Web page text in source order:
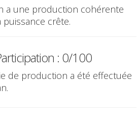
a une production cohérente
crête.
: 0/100
de production a été effectuée